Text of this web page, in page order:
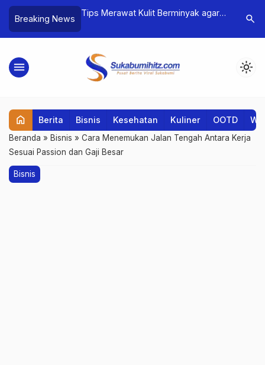
Breaking News
dan
Tips Merawat Kulit Berminyak agar
Kusam
search
menu light_mode
home Berita Bisnis Kesehatan Kuliner OOTD
Beranda » Bisnis » Cara Menemukan Jalan Tengah Antara Kerja
Sesuai Passion dan Gaji Besar
Bisnis